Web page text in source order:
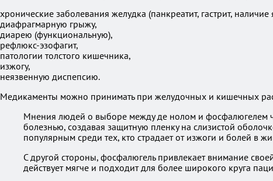
хронические заболевания желудка (панкреатит, гастрит,
диафрагмарную грыжу,
диарею (функциональную),
рефлюкс-эзофагит,
патологии толстого кишечника,
изжогу,
неязвенную диспепсию.
Медикаменты можно принимать при желудочных и кишечных
Мнения людей о выборе между де нолом и фосфалюгелем
болезнью, создавая защитную пленку на слизистой
популярным среди тех, кто страдает от изжоги и болей в
С другой стороны, фосфалюгель привлекает внимание
действует мягче и подходит для более широкого круга